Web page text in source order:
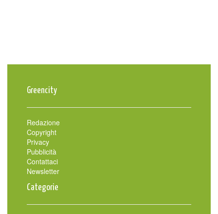
Greencity
Redazione
Copyright
Privacy
Pubblicità
Contattaci
Newsletter
Categorie